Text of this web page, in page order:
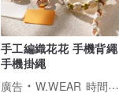
手工編織花花 手機背繩
手機掛繩
廣告
W.WEAR 時間穿搭